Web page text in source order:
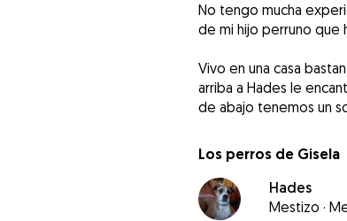
No tengo mucha
de mi hijo perruno que
Vivo en una casa
arriba a Hades le
de abajo tenemos un
Los perros de Gisela
Hades
Mestizo ·